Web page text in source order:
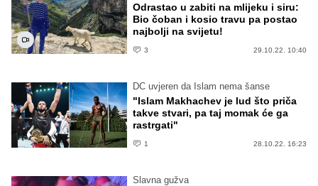
Odrastao u zabiti na mlijeku i siru:
Bio čoban i kosio travu pa postao
najbolji na svijetu!
3 29.10.22. 10:40
DC uvjeren da Islam nema šanse
"Islam Makhachev je lud što priča
takve stvari, pa taj momak će ga
rastrgati"
1 28.10.22. 16:23
Slavna gužva